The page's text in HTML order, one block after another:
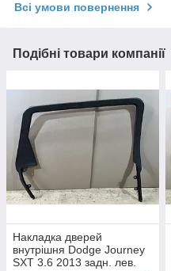
Всі умови повернення
Подібні товари компанії
Накладка дверей
внутрішня Dodge Journey
SXT 3.6 2013 задн. лев.